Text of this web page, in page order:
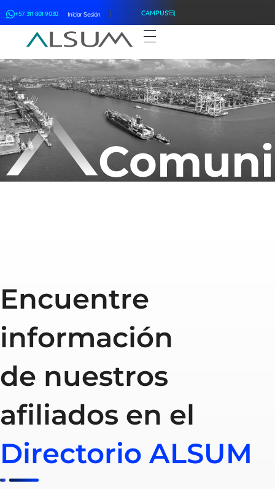
+57 311 801 9030 Iniciar Sesión CAMPUS
ALSUM
Encuentre
información
de nuestros
afiliados en el
Directorio ALSUM